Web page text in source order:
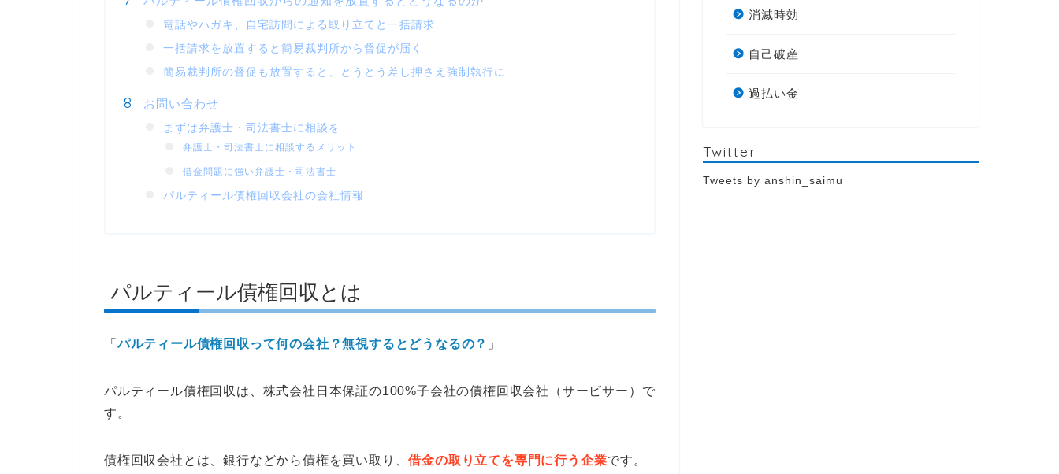
電話やハガキ、自宅訪問による取り立てと一括請求
一括請求を放置すると簡易裁判所から督促が届く
簡易裁判所の督促も放置すると、とうとう差し押さえ強制執行に
お問い合わせ
まずは弁護士・司法書士に相談を
弁護士・司法書士に相談するメリット
借金問題に強い弁護士・司法書士
パルティール債権回収会社の会社情報
パルティール債権回収とは
「パルティール債権回収って何の会社？無視するとどうなるの？ 」
パルティール債権回収は、株式会社日本保証の100%子会社の債権回収会社（サービサー）で
す。
債権回収会社とは、銀行などから債権を買い取り、借金の取り立てを専門に行う企業です。
消滅時効
自己破産
過払い金
Twitter
Tweets by anshin_saimu